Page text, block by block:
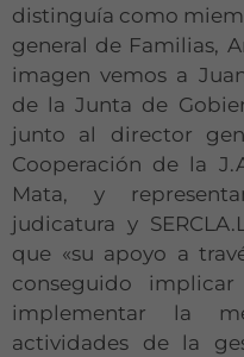
distinguía como
general de Familias,
imagen vemos a
de la Junta de
junto al director
Cooperación de la
Mata, y
judicatura y
que «su apoyo a
conseguido
implementar la
actividades de la